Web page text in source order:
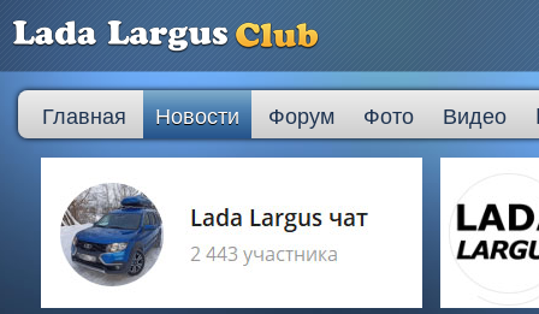
Главная Новости Форум Фото Видео